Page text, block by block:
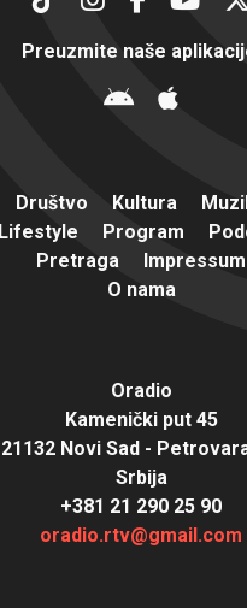
Preuzmite naše
Društvo Kultura
Lifestyle
Program
Pretraga
Impressum
O nama
Oradio
Kamenički put 45
21132 Novi Sad -
Srbija
+381 21 290 25 90
oradio.rtv@gmail.com